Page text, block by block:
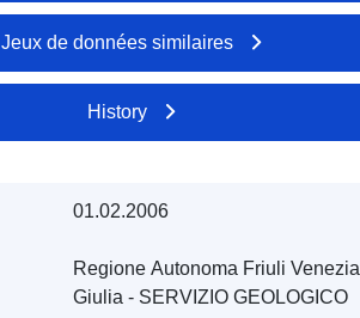
Jeux de données similaires
History
01.02.2006
Regione Autonoma Friuli Venezia
Giulia - SERVIZIO GEOLOGICO